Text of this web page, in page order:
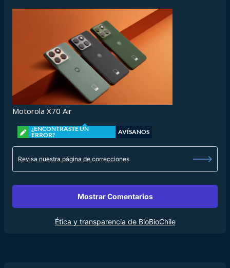
Motorola X70 Air
¿ENCONTRASTE UN
ERROR?
AVÍSANOS
Revisa nuestra página de correcciones
Mostrar Comentarios
Ética y transparencia de BioBioChile